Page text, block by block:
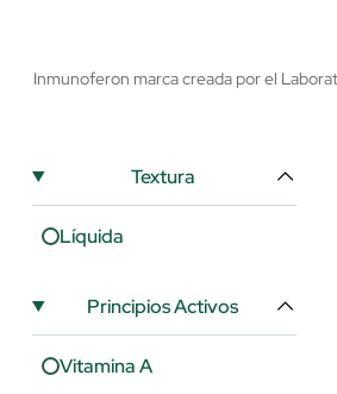
Inmunoferon marca creada por el
Textura
Líquida
Principios Activos
Vitamina A